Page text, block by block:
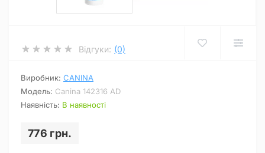
Відгуки: (0)
Виробник: CANINA
Модель: Canina 142316 AD
Наявність: В наявності
776 грн.